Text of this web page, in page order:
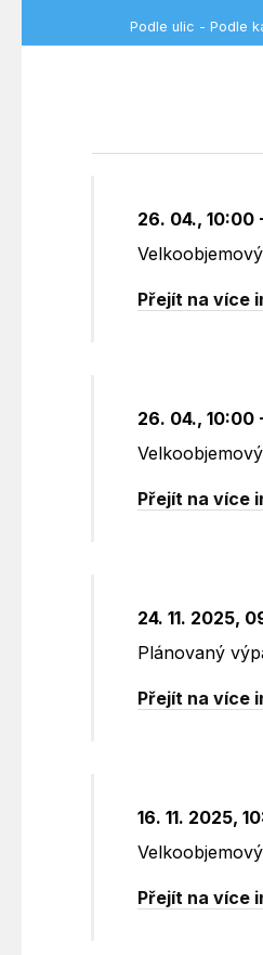
Podle ulic - Podle
26. 04., 10:00
Přejít na více
26. 04., 10:00
Přejít na více
24. 11. 2025,
Plánovaný
Přejít na více
16. 11. 2025,
Přejít na více